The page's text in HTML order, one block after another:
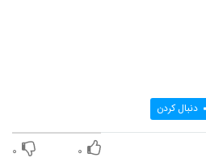
دنبال کردن
۰ ۰